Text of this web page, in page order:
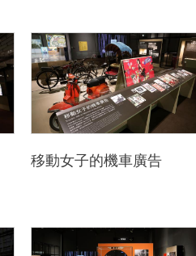
移動女子的機車廣告